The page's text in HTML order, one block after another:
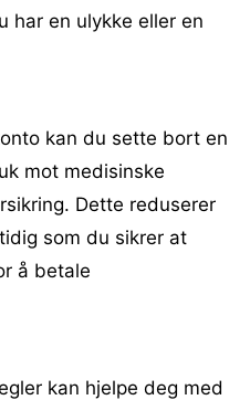
har en ulykke eller en
kan du sette bort en
mot medisinske
Dette reduserer
som du sikrer at
å betale
kan hjelpe deg med